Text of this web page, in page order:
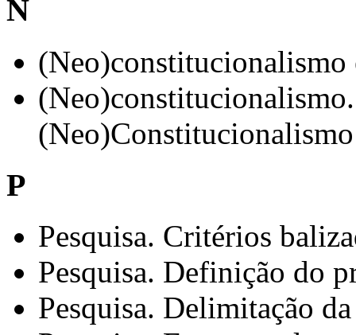
N
P
Pesquisa. Critérios
Pesquisa. Definição do
Pesquisa. Delimitação